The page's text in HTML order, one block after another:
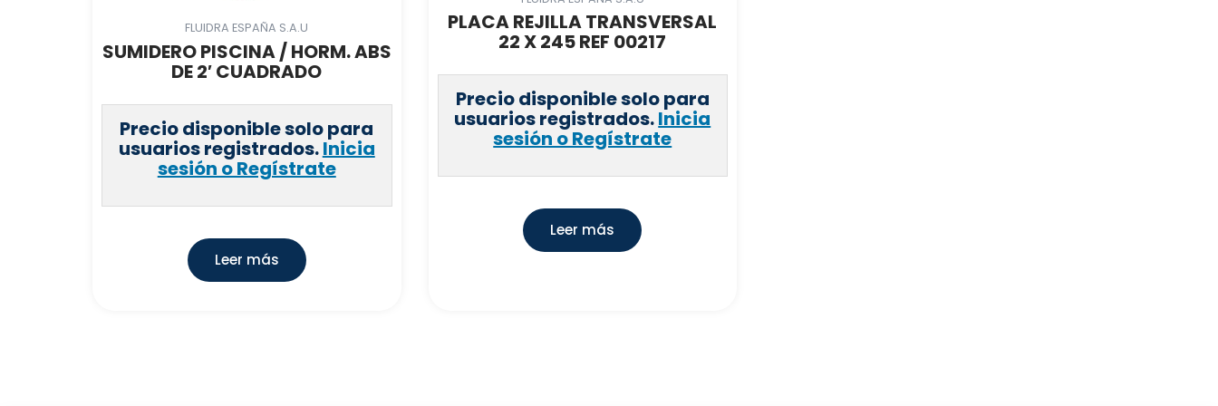
FLUIDRA ESPAÑA S.A.U
SUMIDERO PISCINA / HORM. ABS
DE 2′ CUADRADO
Precio disponible solo para
usuarios registrados.Inicia
sesión o Regístrate
Leer más
PLACA REJILLA TRANSVERSAL
22 X 245 REF 00217
Precio disponible solo para
usuarios registrados.Inicia
sesión o Regístrate
Leer más